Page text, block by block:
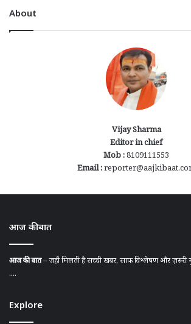
About
Vijay Sharma
Editor in chief
Mob :8109111553
Email :
आज की बात
आज की बात– जहाँ मिलती है सच्ची खबर, साफ़ विश्लेषण और ज़रूरी
....
Explore